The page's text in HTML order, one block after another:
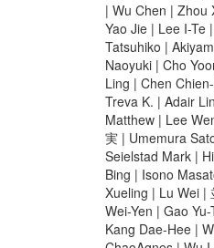
| Wu Chen | Zhou
Yao Jie | Lee I-Te
Tatsuhiko |
Naoyuki | Cho
Ling | Chen
Treva K. | Adair
Matthew | Lee
実 | Umemura
Seielstad Mark |
Bing | Isono
Xueling | Lu Wei |
Wei-Yen | Gao
Kang Dae-Hee |